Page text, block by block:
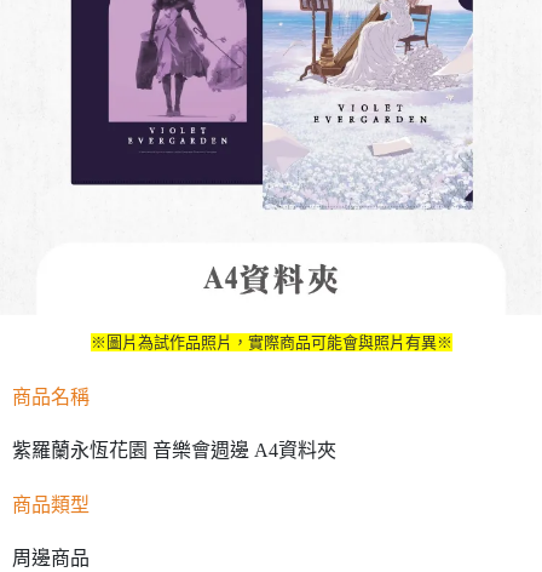
預購-宅配(離島)(舊)
每筆NT$160，滿NT$3,000(含以上)免運費
東海門市自取，需自備購物袋取貨唷。
※圖片為試作品照片，實際商品可能會與照片有異※
商品名稱
紫羅蘭永恆花園 音樂會週邊 A4資料夾
商品類型
周邊商品